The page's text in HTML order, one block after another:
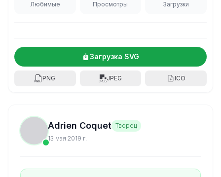
Любимые Просмотры Загрузки
Загрузка SVG
PNG JPEG ICO
Adrien Coquet Творец
13 мая 2019 г.